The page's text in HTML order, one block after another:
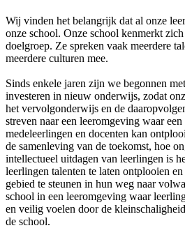
Wij vinden het belangrijk dat al onze
onze school. Onze school kenmerkt
doelgroep. Ze spreken vaak meerdere
meerdere culturen mee.
Sinds enkele jaren zijn we begonnen
investeren in nieuw onderwijs, zodat
het vervolgonderwijs en de
streven naar een leeromgeving waar
medeleerlingen en docenten kan
de samenleving van de toekomst, hoe
intellectueel uitdagen van leerlingen is
leerlingen talenten te laten ontplooien
gebied te steunen in hun weg naar
school in een leeromgeving waar
en veilig voelen door de
de school.